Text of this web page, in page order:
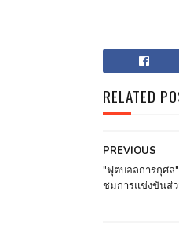
RELATED
PREVIOUS
"ฟุตบอลการกุศล
ชมการแข่งขันส่ว